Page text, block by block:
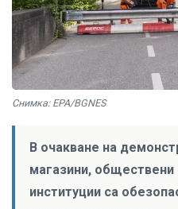
Снимка: EPA/BGNES
В очакване на
магазини, обществени
институции са